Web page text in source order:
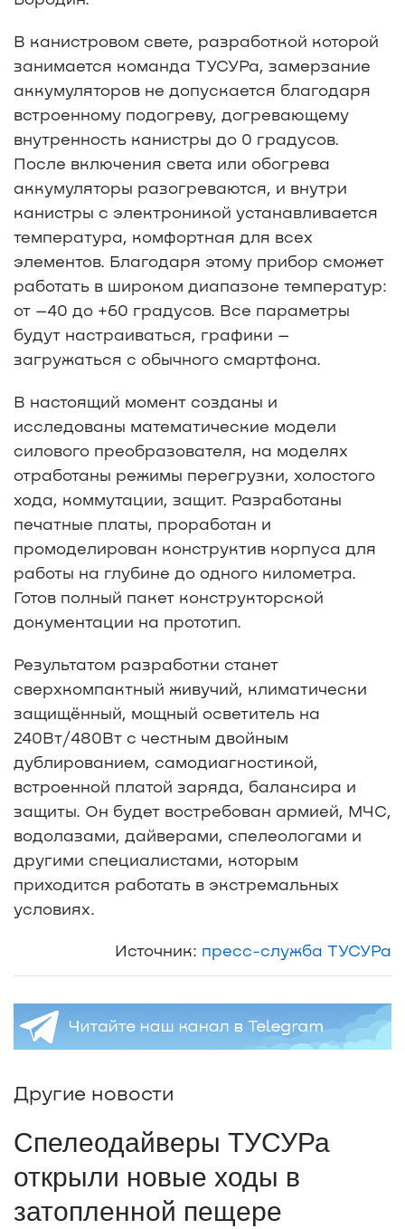
В канистровом свете, разработкой которой
занимается команда ТУСУРа, замерзание
аккумуляторов не допускается благодаря
встроенному подогреву, догревающему
внутренность канистры до 0 градусов.
После включения света или обогрева
аккумуляторы разогреваются, и внутри
канистры с электроникой устанавливается
температура, комфортная для всех
элементов. Благодаря этому прибор сможет
работать в широком диапазоне температур:
от –40 до +60 градусов. Все параметры
будут настраиваться, графики –
загружаться с обычного смартфона.
В настоящий момент созданы и
исследованы математические модели
силового преобразователя, на моделях
отработаны режимы перегрузки, холостого
хода, коммутации, защит. Разработаны
печатные платы, проработан и
промоделирован конструктив корпуса для
работы на глубине до одного километра.
Готов полный пакет конструкторской
документации на прототип.
Результатом разработки станет
сверхкомпактный живучий, климатически
защищённый, мощный осветитель на
240Вт/480Вт с честным двойным
дублированием, самодиагностикой,
встроенной платой заряда, балансира и
защиты. Он будет востребован армией, МЧС,
водолазами, дайверами, спелеологами и
другими специалистами, которым
приходится работать в экстремальных
условиях.
Источник: пресс-служба ТУСУРа
Другие новости
Спелеодайверы ТУСУРа
открыли новые ходы в
затопленной пещере